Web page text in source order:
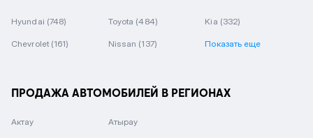
Hyundai (748) Toyota (484) Kia (332)
Chevrolet (161) Nissan (137) Показать еще
ПРОДАЖА АВТОМОБИЛЕЙ В РЕГИОНАХ
Актау Атырау